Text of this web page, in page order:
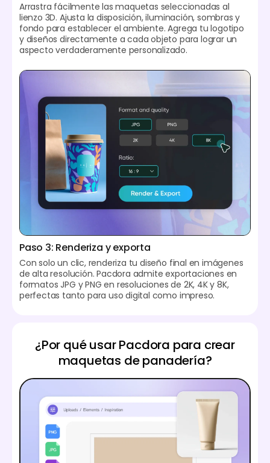
Arrastra fácilmente las maquetas seleccionadas al
lienzo 3D. Ajusta la disposición, iluminación, sombras y
fondo para establecer el ambiente. Agrega tu logotipo
y diseños directamente a cada objeto para lograr un
aspecto verdaderamente personalizado.
Paso 3: Renderiza y exporta
Con solo un clic, renderiza tu diseño final en imágenes
de alta resolución. Pacdora admite exportaciones en
formatos JPG y PNG en resoluciones de 2K, 4K y 8K,
perfectas tanto para uso digital como impreso.
¿Por qué usar Pacdora para crear
maquetas de panadería?